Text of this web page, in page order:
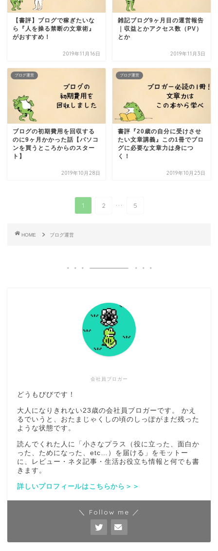
【書評】ブログで稼ぎたいな
ら『人を操る禁断の文章術』
がおすすめ！
2019年11月16日
雑記ブログ9ヶ月目の運営報告
｜収益とかアクセス数（PV）
とか
2019年11月3日
ブログ運営
ブログの初期費用を回収する
のに9ヶ月かかった話【パソコ
ンを買うところからのスター
ト】
2019年10月28日
ブログ運営
書評『20歳の自分に受けさせ
たい文章講義』この1冊でブロ
グに必要な文章力は身につ
く！
2019年10月25日
1 2 ... 5
HOME ブログ運営
会社員ブロガー
どうもびびです！
大人になりきれない23歳の会社員ブロガーです。 かえ
るでいうと、おたまじゃくしの頃のしっぽがまだ残った
ような状態です。
読んでくれた人に「小さなプラス（役に立った、面白か
った、ためになった、etc…）を届ける」をモットー
に、レビュー・ネタ記事・生活お役立ち情報と何でも書
きます。
詳しいプロフィールはこちらから＞＞
＼ Follow me ／